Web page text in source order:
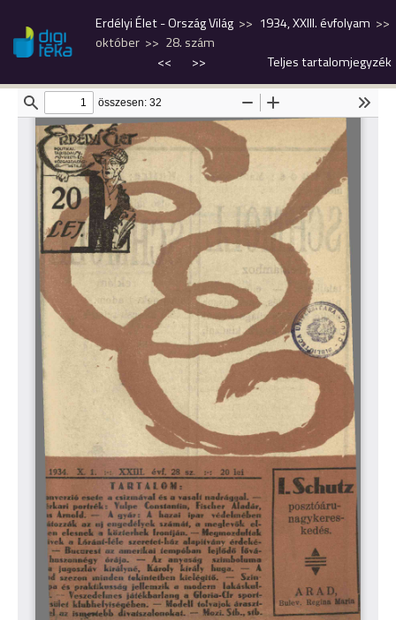
Erdélyi Élet - Ország Világ
1934, XXIII. évfolyam
október
28. szám
<<
>> Teljes tartalomjegyzék